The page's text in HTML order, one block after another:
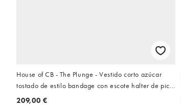
House of CB - The Plunge - Vestido corto azúcar
tostado de estilo bandage con escote halter de pico
pronunciado
209,00 €